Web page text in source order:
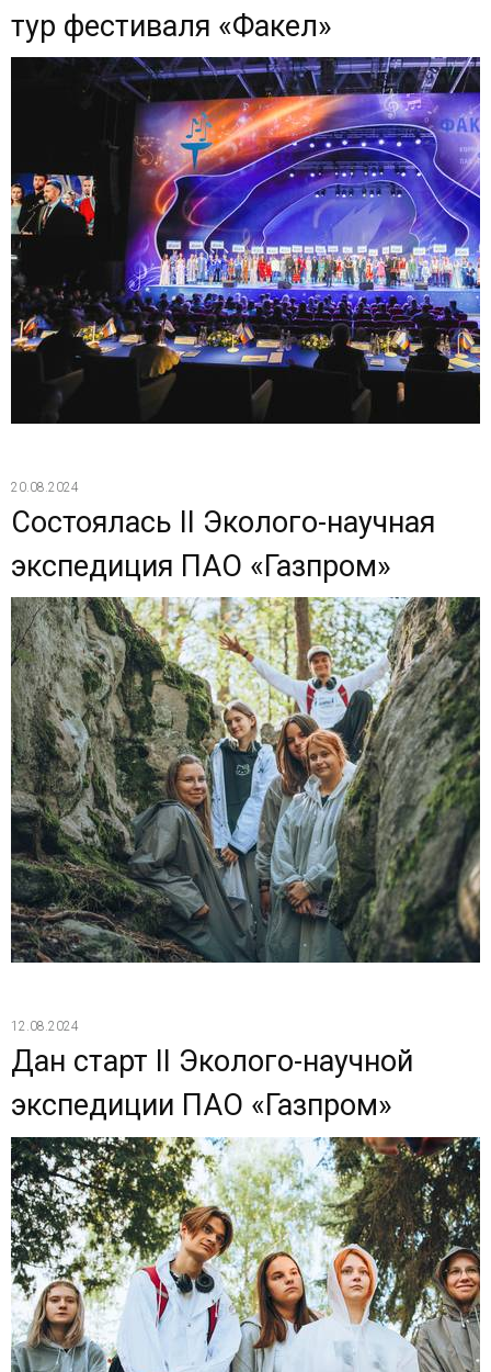
тур фестиваля «Факел»
20.08.2024
Состоялась II Эколого-научная
экспедиция ПАО «Газпром»
12.08.2024
Дан старт II Эколого-научной
экспедиции ПАО «Газпром»